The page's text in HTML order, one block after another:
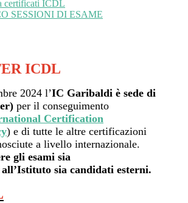
certificati ICDL
SESSIONI DI ESAME
ICDL
2024 l’IC Garibaldi è sede di
per il conseguimento
Certification
) e di tutte le altre certificazioni
a livello internazionale.
gli esami sia
sia candidati esterni.